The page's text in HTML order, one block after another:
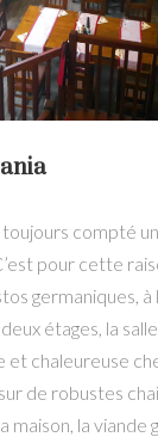
compté
pour cette
germaniques, à
étages, la
et chaleureuse
de robustes
maison, la viande